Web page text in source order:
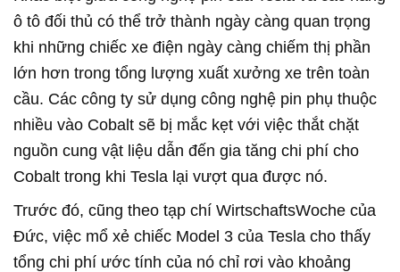
ô tô đối thủ có thể trở thành ngày càng quan trọng
khi những chiếc xe điện ngày càng chiếm thị phần
lớn hơn trong tổng lượng xuất xưởng xe trên toàn
cầu. Các công ty sử dụng công nghệ pin phụ thuộc
nhiều vào Cobalt sẽ bị mắc kẹt với việc thắt chặt
nguồn cung vật liệu dẫn đến gia tăng chi phí cho
Cobalt trong khi Tesla lại vượt qua được nó.
Trước đó, cũng theo tạp chí WirtschaftsWoche của
Đức, việc mổ xẻ chiếc Model 3 của Tesla cho thấy
tổng chi phí ước tính của nó chỉ rơi vào khoảng